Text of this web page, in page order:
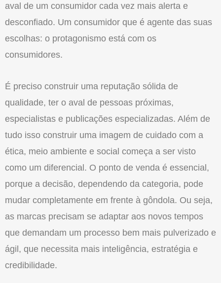
aval de um consumidor cada vez mais alerta e
desconfiado. Um consumidor que é agente das suas
escolhas: o protagonismo está com os
consumidores.
É preciso construir uma reputação sólida de
qualidade, ter o aval de pessoas próximas,
especialistas e publicações especializadas. Além de
tudo isso construir uma imagem de cuidado com a
ética, meio ambiente e social começa a ser visto
como um diferencial. O ponto de venda é essencial,
porque a decisão, dependendo da categoria, pode
mudar completamente em frente à gôndola. Ou seja,
as marcas precisam se adaptar aos novos tempos
que demandam um processo bem mais pulverizado e
ágil, que necessita mais inteligência, estratégia e
credibilidade.